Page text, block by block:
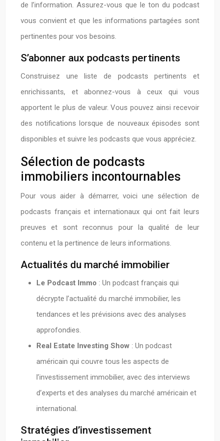
de l’information. Assurez-vous que le ton du podcast
vous convient et que les informations partagées sont
pertinentes pour vos besoins.
S’abonner aux podcasts pertinents
Construisez une liste de podcasts pertinents et
enrichissants, et abonnez-vous à ceux qui vous
apportent le plus de valeur. Vous pouvez ainsi recevoir
des notifications lorsque de nouveaux épisodes sont
disponibles et suivre les podcasts que vous appréciez.
Sélection de podcasts
immobiliers incontournables
Pour vous aider à démarrer, voici une sélection de
podcasts français et internationaux qui ont fait leurs
preuves et sont reconnus pour la qualité de leur
contenu et la pertinence de leurs informations.
Actualités du marché immobilier
Le Podcast Immo : Un podcast français qui
décrypte l’actualité du marché immobilier, les
tendances et les prévisions avec des analyses
approfondies.
Real Estate Investing Show : Un podcast
américain qui couvre tous les aspects de
l’investissement immobilier, avec des interviews
d’experts et des analyses du marché américain et
international.
Stratégies d’investissement